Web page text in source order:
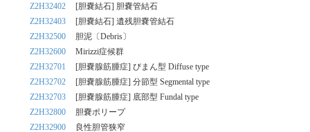
Z2H32402
[胆嚢結石] 胆嚢管結石
Z2H32403
[胆嚢結石] 遺残胆嚢管結石
Z2H32500
胆泥〔Debris〕
Z2H32600
Mirizzi症候群
Z2H32701
[胆嚢腺筋腫症] びまん型 Diffuse type
Z2H32702
[胆嚢腺筋腫症] 分節型 Segmental type
Z2H32703
[胆嚢腺筋腫症] 底部型 Fundal type
Z2H32800
胆嚢ポリープ
Z2H32900
良性胆管狭窄